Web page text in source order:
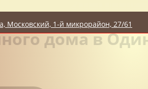
Московский, 1-й микрорайон, 27/61
дома в